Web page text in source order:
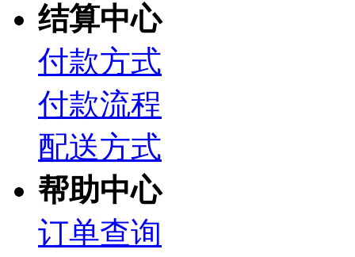
结算中心
付款方式
付款流程
配送方式
帮助中心
订单查询